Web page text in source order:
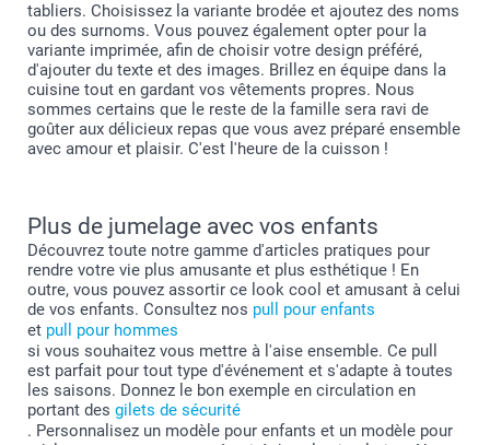
tabliers. Choisissez la variante brodée et ajoutez des noms
ou des surnoms. Vous pouvez également opter pour la
variante imprimée, afin de choisir votre design préféré,
d'ajouter du texte et des images. Brillez en équipe dans la
cuisine tout en gardant vos vêtements propres. Nous
sommes certains que le reste de la famille sera ravi de
goûter aux délicieux repas que vous avez préparé ensemble
avec amour et plaisir. C'est l'heure de la cuisson !
Plus de jumelage avec vos enfants
Découvrez toute notre gamme d'articles pratiques pour
rendre votre vie plus amusante et plus esthétique ! En
outre, vous pouvez assortir ce look cool et amusant à celui
de vos enfants. Consultez nos pull pour enfants
et pull pour hommes
si vous souhaitez vous mettre à l'aise ensemble. Ce pull
est parfait pour tout type d'événement et s'adapte à toutes
les saisons. Donnez le bon exemple en circulation en
portant des gilets de sécurité
. Personnalisez un modèle pour enfants et un modèle pour